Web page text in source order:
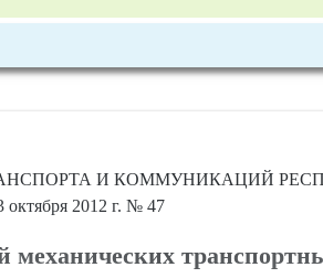
И КОММУНИКАЦИЙ
октября 2012 г. № 47